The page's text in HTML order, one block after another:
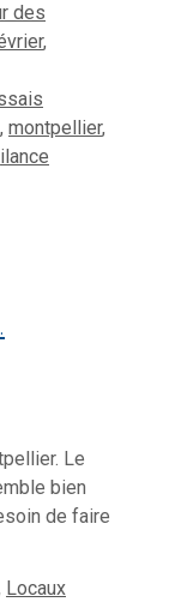
des
,
, montpellier,
Le
bien
de faire
Locaux